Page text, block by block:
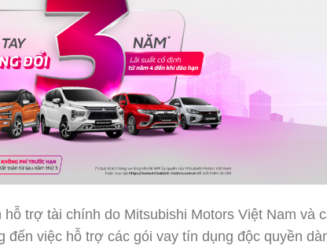
trợ tài chính do Mitsubishi Motors Việt Nam và
việc hỗ trợ các gói vay tín dụng độc quyền